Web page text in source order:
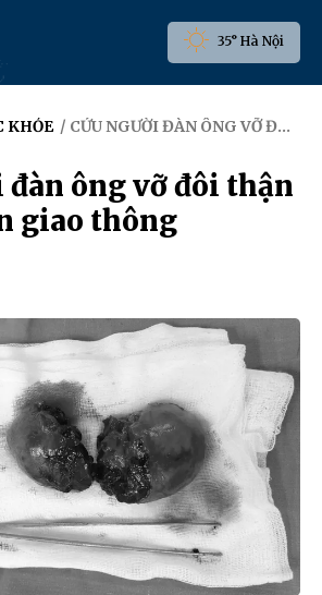
35° Hà Nội
KHỎE / CỨU NGƯỜI ĐÀN ÔNG VỠ ĐÔI THẬN SAU TAI NẠN GIAO THÔNG
đàn ông vỡ đôi thận
giao thông